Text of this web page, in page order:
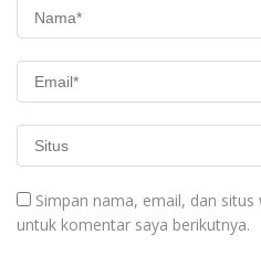
Simpan nama, email, dan
untuk komentar saya berikutnya.